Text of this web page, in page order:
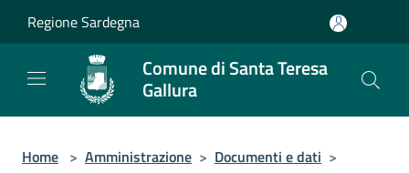
Regione Sardegna
Comune di Santa Teresa
Gallura
Home > Amministrazione > Documenti e dati >